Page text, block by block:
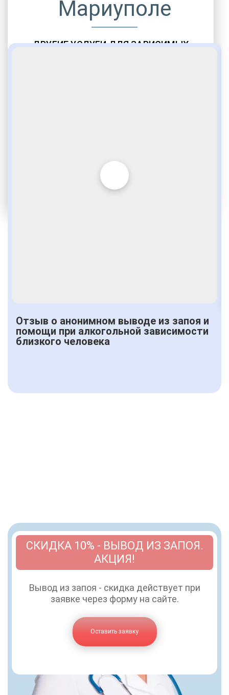
ДРУГИЕ УСЛУГИ ДЛЯ ЗАВИСИМЫХ
Мариуполе
Отзыв о анонимном выводе из запоя и
помощи при алкогольной зависимости
близкого человека
СКИДКА 10% - ВЫВОД ИЗ ЗАПОЯ.
АКЦИЯ!
Вывод из запоя - скидка действует при
заявке через форму на сайте.
Оставить заявку